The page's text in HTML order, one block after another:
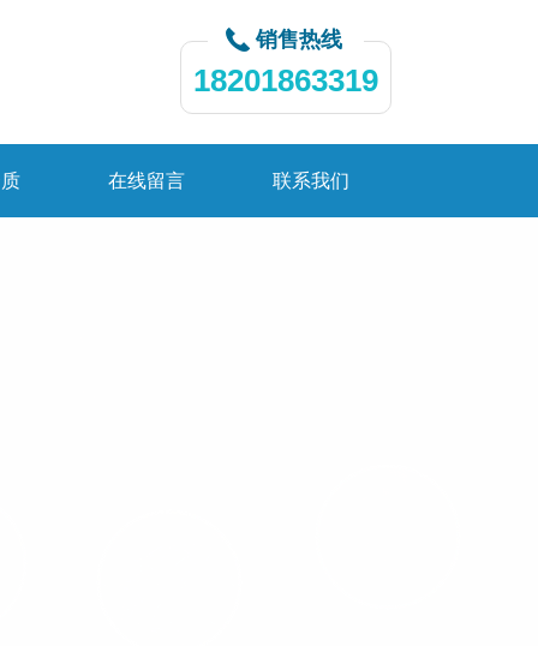
销售热线
18201863319
在线留言 联系我们